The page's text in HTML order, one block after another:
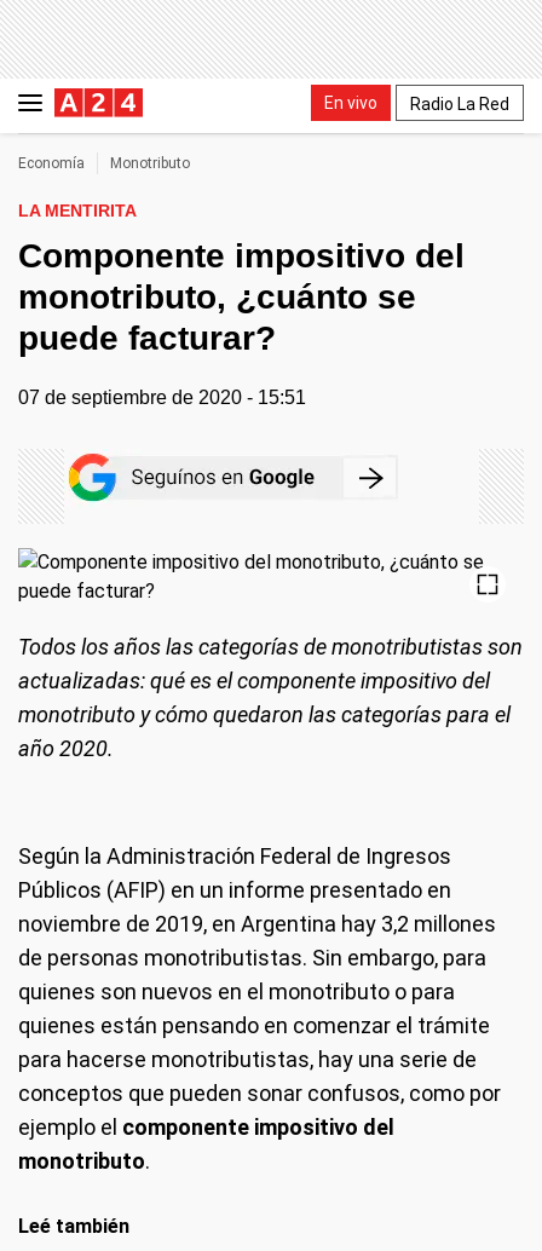
En vivo Radio La Red
Economía Monotributo
LA MENTIRITA
Componente impositivo del
monotributo, ¿cuánto se
puede facturar?
07 de septiembre de 2020 - 15:51
Todos los años las categorías de monotributistas son
actualizadas: qué es el componente impositivo del
monotributo y cómo quedaron las categorías para el
año 2020.
Según la Administración Federal de Ingresos
Públicos (AFIP) en un informe presentado en
noviembre de 2019, en Argentina hay 3,2 millones
de personas monotributistas. Sin embargo, para
quienes son nuevos en el monotributo o para
quienes están pensando en comenzar el trámite
para hacerse monotributistas, hay una serie de
conceptos que pueden sonar confusos, como por
ejemplo el componente impositivo del
monotributo.
Leé también